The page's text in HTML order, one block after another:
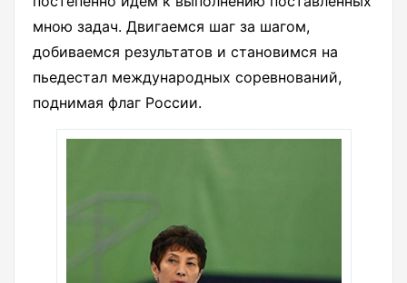
мною задач. Двигаемся шаг за шагом,
добиваемся результатов и становимся на
пьедестал международных соревнований,
поднимая флаг России.